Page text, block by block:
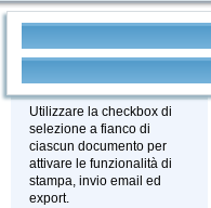
Stampa - Email - Export
Utilizzare la checkbox di
selezione a fianco di
ciascun documento per
attivare le funzionalità di
stampa, invio email ed
export.